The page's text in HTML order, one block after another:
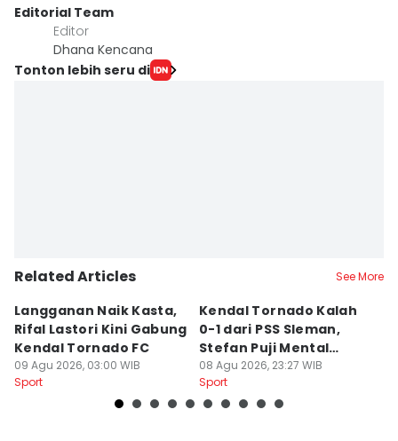
Editorial Team
Editor
Dhana Kencana
Tonton lebih seru di
Related Articles See More
Langganan Naik Kasta,
Rifal Lastori Kini Gabung
Kendal Tornado FC
09 Agu 2026, 03:00 WIB
Sport
Kendal Tornado Kalah
0-1 dari PSS Sleman,
Stefan Puji Mental
Pemain
08 Agu 2026, 23:27 WIB
Sport